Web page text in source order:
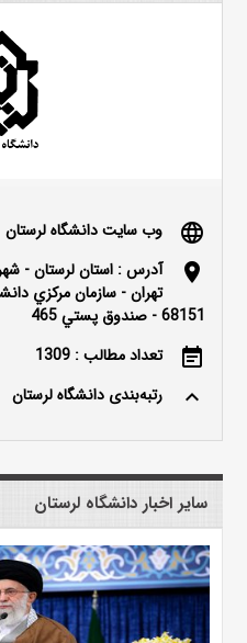
language وب سایت دانشگاه لرستان
location_on
68151 - صندوق پستي 465
event_note تعداد مطالب : 1309
keyboard_arrow_up رتبه‌بندی دانشگاه لرستان
سایر اخبار دانشگاه لرستان